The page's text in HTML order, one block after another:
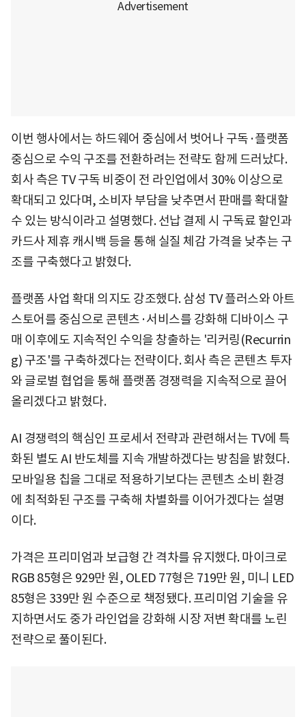
이번 행사에서는 하드웨어 중심에서 벗어나 구독·플랫폼
중심으로 수익 구조를 전환하려는 전략도 함께 드러났다.
회사 측은 TV 구독 비중이 전 라인업에서 30% 이상으로
확대되고 있다며, 소비자 부담을 낮추면서 판매를 확대할
수 있는 방식이라고 설명했다. 선납 결제 시 구독료 할인과
카드사 제휴 캐시백 등을 통해 실질 체감 가격을 낮추는 구
조를 구축했다고 밝혔다.
플랫폼 사업 확대 의지도 강조했다. 삼성 TV 플러스와 아트
스토어를 중심으로 콘텐츠·서비스를 강화해 디바이스 구
매 이후에도 지속적인 수익을 창출하는 '리커링(Recurrin
g) 구조'를 구축하겠다는 전략이다. 회사 측은 콘텐츠 투자
와 글로벌 협업을 통해 플랫폼 경쟁력을 지속적으로 끌어
올리겠다고 밝혔다.
AI 경쟁력의 핵심인 프로세서 전략과 관련해서는 TV에 특
화된 별도 AI 반도체를 지속 개발하겠다는 방침을 밝혔다.
모바일용 칩을 그대로 적용하기보다는 콘텐츠 소비 환경
에 최적화된 구조를 구축해 차별화를 이어가겠다는 설명
이다.
가격은 프리미엄과 보급형 간 격차를 유지했다. 마이크로
RGB 85형은 929만 원, OLED 77형은 719만 원, 미니 LED
85형은 339만 원 수준으로 책정됐다. 프리미엄 기술을 유
지하면서도 중가 라인업을 강화해 시장 저변 확대를 노린
전략으로 풀이된다.